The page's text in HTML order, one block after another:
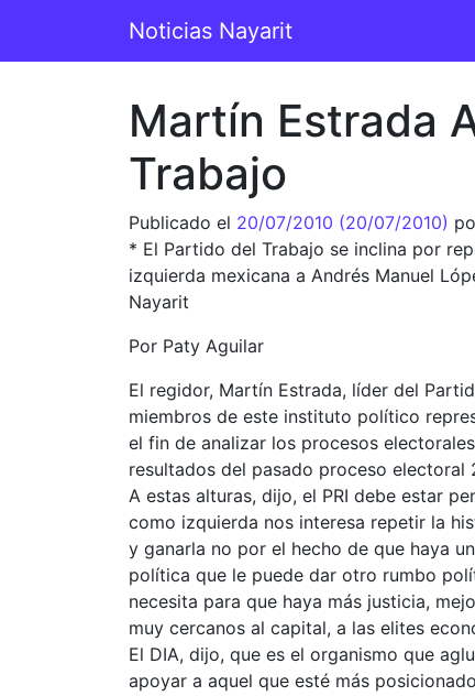
Navegación principal
Noticias Nayarit
Martín Estrada
Trabajo
Publicado el 20/07/2010 (20/07/2010)
* El Partido del Trabajo se inclina por
izquierda mexicana a Andrés Manuel
Nayarit
Por Paty Aguilar
El regidor, Martín Estrada, líder del
miembros de este instituto político
el fin de analizar los procesos
resultados del pasado proceso electoral
A estas alturas, dijo, el PRI debe estar
como izquierda nos interesa repetir la
y ganarla no por el hecho de que haya
política que le puede dar otro rumbo
necesita para que haya más justicia,
muy cercanos al capital, a las elites
El DIA, dijo, que es el organismo que
apoyar a aquel que esté más